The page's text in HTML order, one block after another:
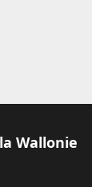
Wallonie